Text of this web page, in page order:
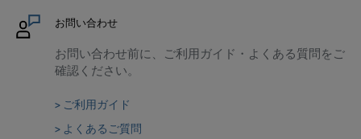
お問い合わせ
お問い合わせ前に、ご利用ガイド・よくある質問をご
確認ください。
> ご利用ガイド
> よくあるご質問